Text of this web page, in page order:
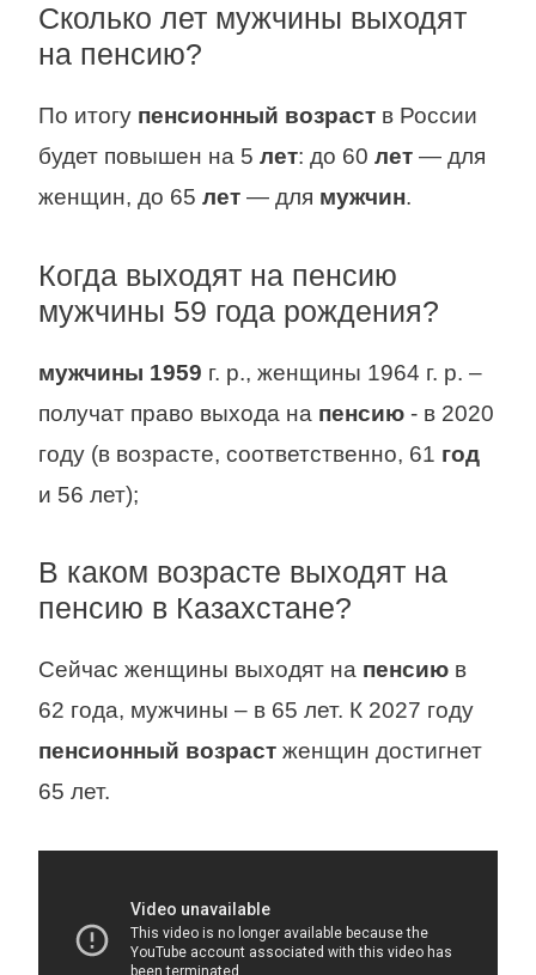
Сколько лет мужчины выходят
на пенсию?
По итогу пенсионный возраст в России
будет повышен на 5 лет: до 60 лет — для
женщин, до 65 лет — для мужчин.
Когда выходят на пенсию
мужчины 59 года рождения?
мужчины 1959 г. р., женщины 1964 г. р. –
получат право выхода на пенсию - в 2020
году (в возрасте, соответственно, 61 год
и 56 лет);
В каком возрасте выходят на
пенсию в Казахстане?
Сейчас женщины выходят на пенсию в
62 года, мужчины – в 65 лет. К 2027 году
пенсионный возраст женщин достигнет
65 лет.